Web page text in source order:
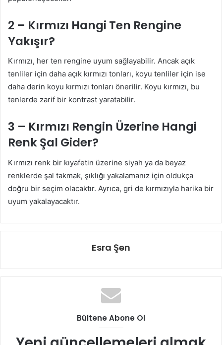
2 – Kırmızı Hangi Ten Rengine
Yakışır?
Kırmızı, her ten rengine uyum sağlayabilir. Ancak açık
tenliler için daha açık kırmızı tonları, koyu tenliler için ise
daha derin koyu kırmızı tonları önerilir. Koyu kırmızı, bu
tenlerde zarif bir kontrast yaratabilir.
3 – Kırmızı Rengin Üzerine Hangi
Renk Şal Gider?
Kırmızı renk bir kıyafetin üzerine siyah ya da beyaz
renklerde şal takmak, şıklığı yakalamanız için oldukça
doğru bir seçim olacaktır. Ayrıca, gri de kırmızıyla harika bir
uyum yakalayacaktır.
Esra Şen
Bültene Abone Ol